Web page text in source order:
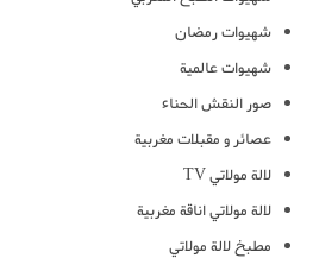
شهيوات رمضان
شهيوات عالمية
صور النقش الحناء
عصائر و مقبلات مغربية
لالة مولاتي TV
لالة مولاتي اناقة مغربية
مطبخ لالة مولاتي